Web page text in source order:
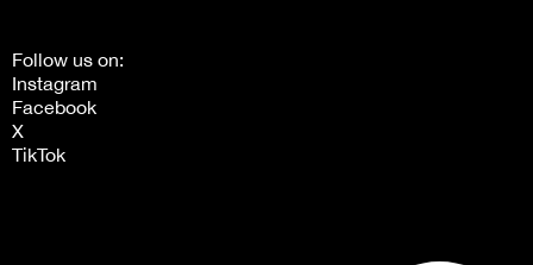
Follow us on:
Instagram
Facebook
X
TikTok